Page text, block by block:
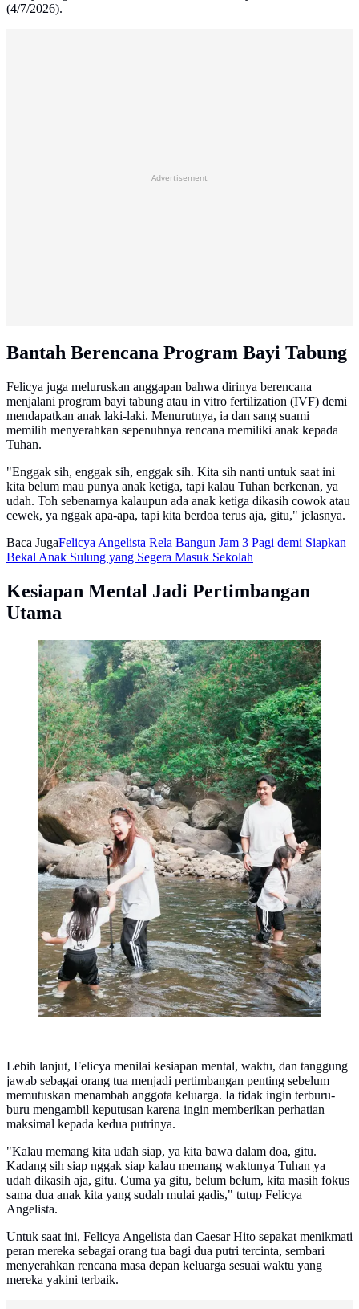
(4/7/2026).
Advertisement
Bantah Berencana Program Bayi Tabung
Felicya juga meluruskan anggapan bahwa dirinya berencana
menjalani program bayi tabung atau in vitro fertilization (IVF) demi
mendapatkan anak laki-laki. Menurutnya, ia dan sang suami
memilih menyerahkan sepenuhnya rencana memiliki anak kepada
Tuhan.
"Enggak sih, enggak sih, enggak sih. Kita sih nanti untuk saat ini
kita belum mau punya anak ketiga, tapi kalau Tuhan berkenan, ya
udah. Toh sebenarnya kalaupun ada anak ketiga dikasih cowok atau
cewek, ya nggak apa-apa, tapi kita berdoa terus aja, gitu," jelasnya.
Baca JugaFelicya Angelista Rela Bangun Jam 3 Pagi demi Siapkan
Bekal Anak Sulung yang Segera Masuk Sekolah
Kesiapan Mental Jadi Pertimbangan
Utama
Felicya Angelista & Caesar Hito momong dua anak -
instagram.com/felicyangelista_
Lebih lanjut, Felicya menilai kesiapan mental, waktu, dan tanggung
jawab sebagai orang tua menjadi pertimbangan penting sebelum
memutuskan menambah anggota keluarga. Ia tidak ingin terburu-
buru mengambil keputusan karena ingin memberikan perhatian
maksimal kepada kedua putrinya.
"Kalau memang kita udah siap, ya kita bawa dalam doa, gitu.
Kadang sih siap nggak siap kalau memang waktunya Tuhan ya
udah dikasih aja, gitu. Cuma ya gitu, belum belum, kita masih fokus
sama dua anak kita yang sudah mulai gadis," tutup Felicya
Angelista.
Untuk saat ini, Felicya Angelista dan Caesar Hito sepakat menikmati
peran mereka sebagai orang tua bagi dua putri tercinta, sembari
menyerahkan rencana masa depan keluarga sesuai waktu yang
mereka yakini terbaik.